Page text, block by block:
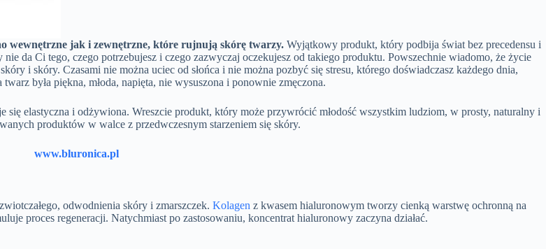
wewnętrzne jak i zewnętrzne, które rujnują skórę twarzy. Wyjątkowy produkt, który podbija świat bez precedensu i
da Ci tego, czego potrzebujesz i czego zazwyczaj oczekujesz od takiego produktu. Powszechnie wiadomo, że życie
i skóry. Czasami nie można uciec od słońca i nie można pozbyć się stresu, którego doświadczasz każdego dnia,
była piękna, młoda, napięta, nie wysuszona i ponownie zmęczona.
się elastyczna i odżywiona. Wreszcie produkt, który może przywrócić młodość wszystkim ludziom, w prosty, naturalny i
produktów w walce z przedwczesnym starzeniem się skóry.
www.bluronica.pl
odwodnienia skóry i zmarszczek. Kolagen z kwasem hialuronowym tworzy cienką warstwę ochronną na
proces regeneracji. Natychmiast po zastosowaniu, koncentrat hialuronowy zaczyna działać.